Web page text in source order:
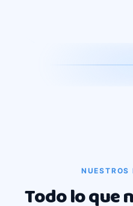
NUESTROS
Todo lo que